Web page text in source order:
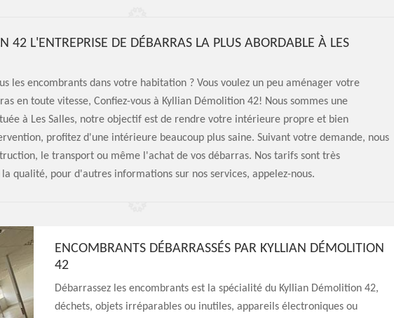
42 L'ENTREPRISE DE DÉBARRAS LA PLUS ABORDABLE À LES
les encombrants dans votre habitation ? Vous voulez un peu aménager votre
en toute vitesse, Confiez-vous à Kyllian Démolition 42! Nous sommes une
à Les Salles, notre objectif est de rendre votre intérieure propre et bien
profitez d'une intérieure beaucoup plus saine. Suivant votre demande, nous
le transport ou même l'achat de vos débarras. Nos tarifs sont très
qualité, pour d'autres informations sur nos services, appelez-nous.
ENCOMBRANTS DÉBARRASSÉS PAR KYLLIAN DÉMOLITION
42
Débarrassez les encombrants est la spécialité du Kyllian Démolition 42,
déchets, objets irréparables ou inutiles, appareils électroniques ou